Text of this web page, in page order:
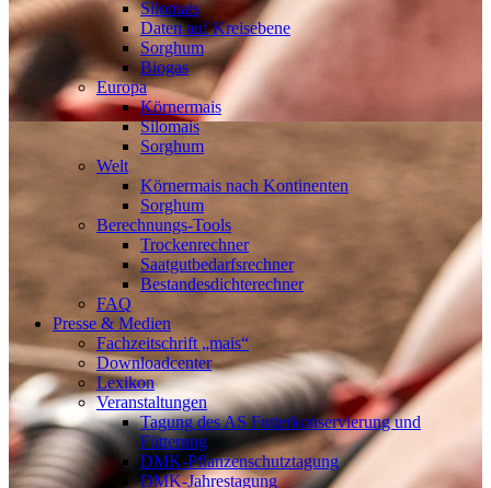
Silomais
Daten auf Kreisebene
Sorghum
Biogas
Europa
Körnermais
Silomais
Sorghum
Welt
Körnermais nach Kontinenten
Sorghum
Berechnungs-Tools
Trockenrechner
Saatgutbedarfsrechner
Bestandesdichterechner
FAQ
Presse & Medien
Fachzeitschrift „mais“
Downloadcenter
Lexikon
Veranstaltungen
Tagung des AS Futterkonservierung und
Fütterung
DMK-Pflanzenschutztagung
DMK-Jahrestagung